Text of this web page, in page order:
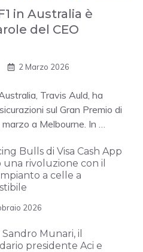
in Australia è
del CEO
2 Marzo 2026
Travis Auld, ha
sul Gran Premio di
a Melbourne. In …
Bulls di Visa Cash App
una rivoluzione con il
a celle a
2026
Munari, il
presidente Aci e